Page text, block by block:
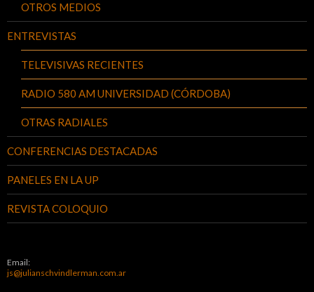
OTROS MEDIOS
ENTREVISTAS
TELEVISIVAS RECIENTES
RADIO 580 AM UNIVERSIDAD (CÓRDOBA)
OTRAS RADIALES
CONFERENCIAS DESTACADAS
PANELES EN LA UP
REVISTA COLOQUIO
Email:
js@julianschvindlerman.com.ar